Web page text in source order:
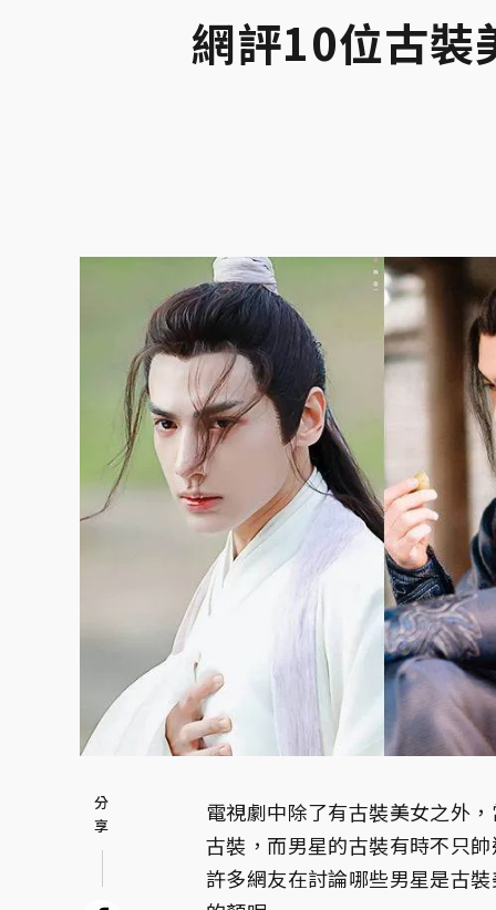
網評10位古裝
電視劇中除了有古裝美女之外
古裝，而男星的古裝有時不只
許多網友在討論哪些男星是古